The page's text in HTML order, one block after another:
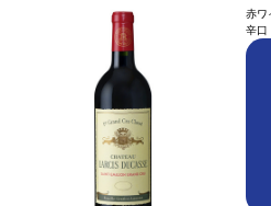
*本ヴィンテージが在庫切れの場合、
次のヴィンテージに変更されます、ご了承く
赤ワ
辛口